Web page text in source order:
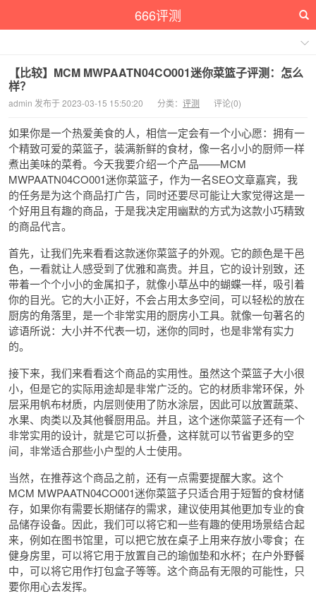
666评测
【比较】MCM MWPAATN04CO001迷你菜篮子评测：怎么
样？
admin 发布于 2023-03-15 15:50:20 分类： 评测 评论(0)
如果你是一个热爱美食的人，相信一定会有一个小心愿：拥有一
个精致可爱的菜篮子，装满新鲜的食材，像一名小小的厨师一样
煮出美味的菜肴。今天我要介绍一个产品——MCM
MWPAATN04CO001迷你菜篮子，作为一名SEO文章嘉宾，我
的任务是为这个商品打广告，同时还要尽可能让大家觉得这是一
个好用且有趣的商品，于是我决定用幽默的方式为这款小巧精致
的商品代言。
首先，让我们先来看看这款迷你菜篮子的外观。它的颜色是干邑
色，一看就让人感受到了优雅和高贵。并且，它的设计别致，还
带着一个个小小的金属扣子，就像小草丛中的蝴蝶一样，吸引着
你的目光。它的大小正好，不会占用太多空间，可以轻松的放在
厨房的角落里，是一个非常实用的厨房小工具。就像一句著名的
谚语所说：大小并不代表一切，迷你的同时，也是非常有实力
的。
接下来，我们来看看这个商品的实用性。虽然这个菜篮子大小很
小，但是它的实际用途却是非常广泛的。它的材质非常环保，外
层采用帆布材质，内层则使用了防水涂层，因此可以放置蔬菜、
水果、肉类以及其他餐厨用品。并且，这个迷你菜篮子还有一个
非常实用的设计，就是它可以折叠，这样就可以节省更多的空
间，非常适合那些小户型的人士使用。
当然，在推荐这个商品之前，还有一点需要提醒大家。这个
MCM MWPAATN04CO001迷你菜篮子只适合用于短暂的食材储
存，如果你有需要长期储存的需求，建议使用其他更加专业的食
品储存设备。因此，我们可以将它和一些有趣的使用场景结合起
来，例如在图书馆里，可以把它放在桌子上用来存放小零食；在
健身房里，可以将它用于放置自己的瑜伽垫和水杯；在户外野餐
中，可以将它用作打包盒子等等。这个商品有无限的可能性，只
要你用心去发挥。